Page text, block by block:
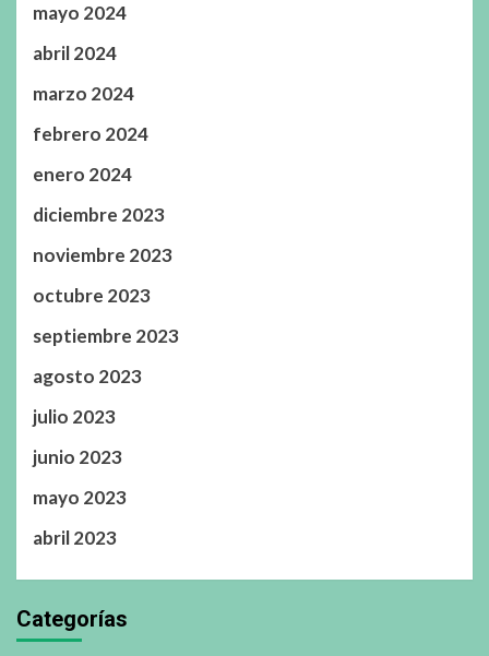
mayo 2024
abril 2024
marzo 2024
febrero 2024
enero 2024
diciembre 2023
noviembre 2023
octubre 2023
septiembre 2023
agosto 2023
julio 2023
junio 2023
mayo 2023
abril 2023
Categorías